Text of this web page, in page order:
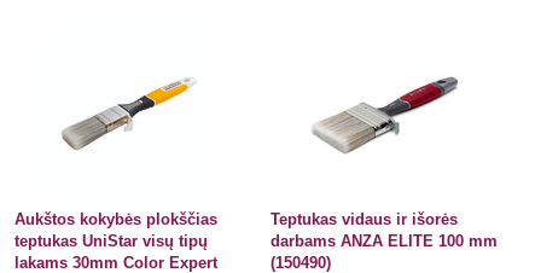
Aukštos kokybės plokščias
teptukas UniStar visų tipų
lakams 30mm Color Expert
Teptukas vidaus ir išorės
darbams ANZA ELITE 100 mm
(150490)